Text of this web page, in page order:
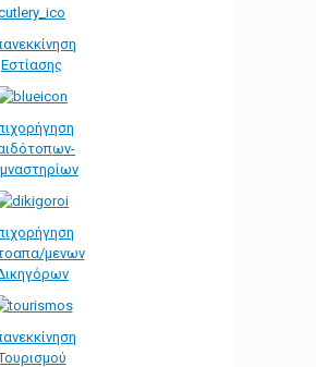
Εστίασης
μενων